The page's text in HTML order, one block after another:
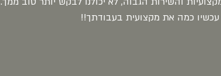
עכשיו כמה את מקצועית בעבודתך!!